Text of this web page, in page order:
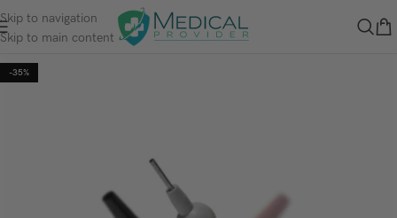
Skip to navigation
Skip to main content
-35%